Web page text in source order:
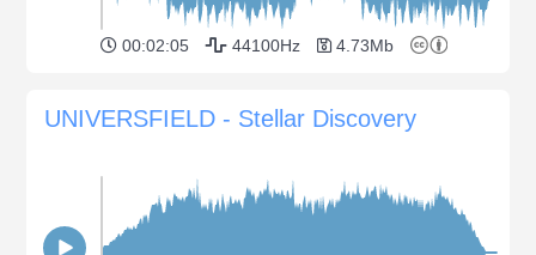
00:02:05 44100Hz 4.73Mb
UNIVERSFIELD - Stellar Discovery